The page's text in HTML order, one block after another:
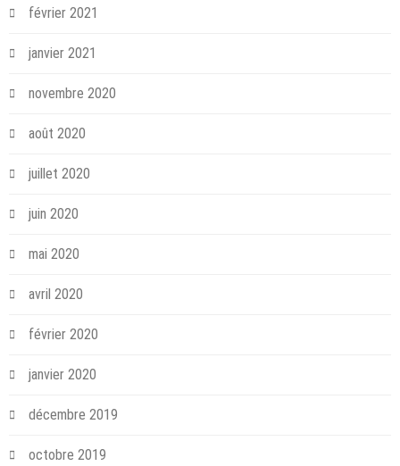
février 2021
janvier 2021
novembre 2020
août 2020
juillet 2020
juin 2020
mai 2020
avril 2020
février 2020
janvier 2020
décembre 2019
octobre 2019